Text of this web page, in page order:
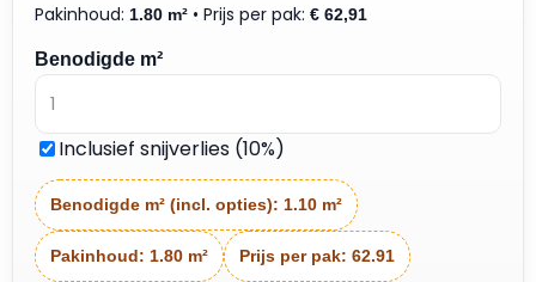
Pakinhoud: 1.80 m² • Prijs per pak: € 62,91
Benodigde m²
Inclusief snijverlies (10%)
Benodigde m² (incl. opties): 1.10 m²
Pakinhoud: 1.80 m² Prijs per pak: 62.91